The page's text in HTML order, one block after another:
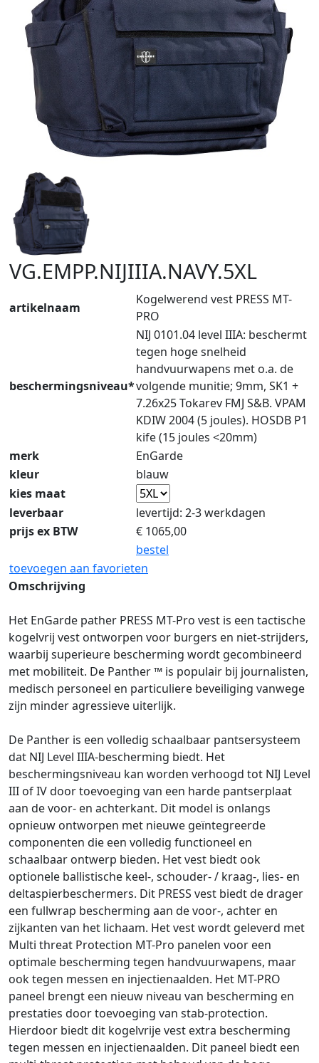
VG.EMPP.NIJIIIA.NAVY.5XL
artikelnaam
Kogelwerend vest PRESS MT-
PRO
beschermingsniveau*
NIJ 0101.04 level IIIA: beschermt
tegen hoge snelheid
handvuurwapens met o.a. de
volgende munitie; 9mm, SK1 +
7.26x25 Tokarev FMJ S&B. VPAM
KDIW 2004 (5 joules). HOSDB P1
kife (15 joules <20mm)
merk
EnGarde
kleur
blauw
kies maat
leverbaar
levertijd: 2-3 werkdagen
prijs ex BTW
€ 1065,00
bestel
toevoegen aan favorieten
Omschrijving
Het EnGarde pather PRESS MT-Pro vest is een tactische
kogelvrij vest ontworpen voor burgers en niet-strijders,
waarbij superieure bescherming wordt gecombineerd
met mobiliteit. De Panther ™ is populair bij journalisten,
medisch personeel en particuliere beveiliging vanwege
zijn minder agressieve uiterlijk.
De Panther is een volledig schaalbaar pantsersysteem
dat NIJ Level IIIA-bescherming biedt. Het
beschermingsniveau kan worden verhoogd tot NIJ Level
III of IV door toevoeging van een harde pantserplaat
aan de voor- en achterkant. Dit model is onlangs
opnieuw ontworpen met nieuwe geïntegreerde
componenten die een volledig functioneel en
schaalbaar ontwerp bieden. Het vest biedt ook
optionele ballistische keel-, schouder- / kraag-, lies- en
deltaspierbeschermers. Dit PRESS vest biedt de drager
een fullwrap bescherming aan de voor-, achter en
zijkanten van het lichaam. Het vest wordt geleverd met
Multi threat Protection MT-Pro panelen voor een
optimale bescherming tegen handvuurwapens, maar
ook tegen messen en injectienaalden. Het MT-PRO
paneel brengt een nieuw niveau van bescherming en
prestaties door toevoeging van stab-protection.
Hierdoor biedt dit kogelvrije vest extra bescherming
tegen messen en injectienaalden. Dit paneel biedt een